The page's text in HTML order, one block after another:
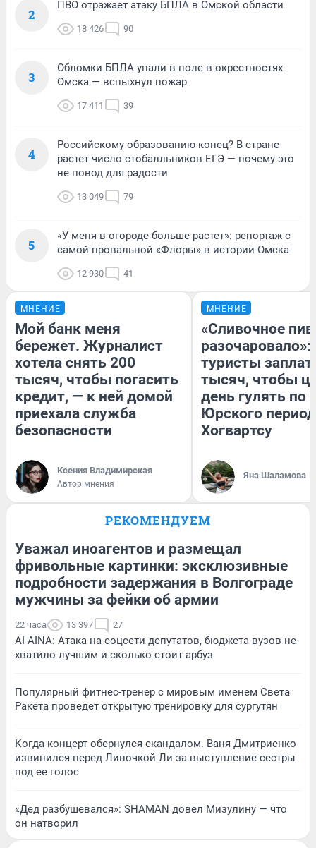
2
ПВО отражает атаку БПЛА в Омской области
18 426 90
3
Обломки БПЛА упали в поле в окрестностях
Омска — вспыхнул пожар
17 411 39
4
Российскому образованию конец? В стране
растет число стобалльников ЕГЭ — почему это
не повод для радости
13 049 79
5
«У меня в огороде больше растет»: репортаж с
самой провальной «Флоры» в истории Омска
12 930 41
МНЕНИЕ
Мой банк меня
бережет. Журналист
хотела снять 200
тысяч, чтобы погасить
кредит, — к ней домой
приехала служба
безопасности
Ксения Владимирская
Автор мнения
МНЕНИЕ
«Сливочное
разочаровало»:
туристы
тысяч, чтобы
день гулять по
Юрского
Хогвартсу
Яна Шаламова
РЕКОМЕНДУЕМ
Уважал иноагентов и размещал
фривольные картинки: эксклюзивные
подробности задержания в Волгограде
мужчины за фейки об армии
22 часа 13 397 27
AI-AINA: Атака на соцсети депутатов, бюджета вузов не
хватило лучшим и сколько стоит арбуз
Популярный фитнес-тренер с мировым именем Света
Ракета проведет открытую тренировку для сургутян
Когда концерт обернулся скандалом. Ваня Дмитриенко
извинился перед Линочкой Ли за выступление сестры
под ее голос
«Дед разбушевался»: SHAMAN довел Мизулину — что
он натворил